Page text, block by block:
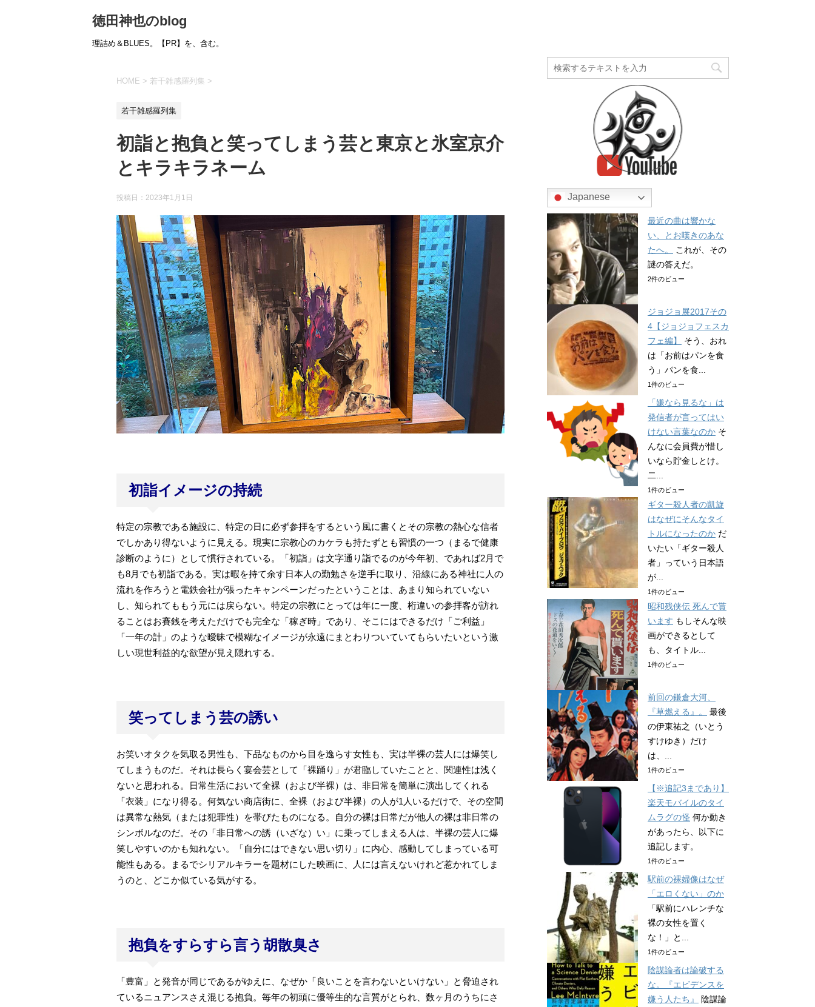
徳田神也のblog
理詰め＆BLUES。【PR】を、含む。
HOME > 若干雑感羅列集 >
若干雑感羅列集
初詣と抱負と笑ってしまう芸と東京と氷室京介
とキラキラネーム
投稿日： 2023年1月1日
初詣イメージの持続
特定の宗教である施設に、特定の日に必ず参拝をするという風に書くとその宗教の熱心な信者
でしかあり得ないように見える。現実に宗教心のカケラも持たずとも習慣の一つ（まるで健康
診断のように）として慣行されている。「初詣」は文字通り詣でるのが今年初、であれば2月で
も8月でも初詣である。実は暇を持て余す日本人の勤勉さを逆手に取り、沿線にある神社に人の
流れを作ろうと電鉄会社が張ったキャンペーンだったということは、あまり知られていない
し、知られてももう元には戻らない。特定の宗教にとっては年に一度、桁違いの参拝客が訪れ
ることはお賽銭を考えただけでも完全な「稼ぎ時」であり、そこにはできるだけ「ご利益」
「一年の計」のような曖昧で模糊なイメージが永遠にまとわりついていてもらいたいという激
しい現世利益的な欲望が見え隠れする。
笑ってしまう芸の誘い
お笑いオタクを気取る男性も、下品なものから目を逸らす女性も、実は半裸の芸人には爆笑し
てしまうものだ。それは長らく宴会芸として「裸踊り」が君臨していたことと、関連性は浅く
ないと思われる。日常生活において全裸（および半裸）は、非日常を簡単に演出してくれる
「衣装」になり得る。何気ない商店街に、全裸（および半裸）の人が1人いるだけで、その空間
は異常な熱気（または犯罪性）を帯びたものになる。自分の裸は日常だが他人の裸は非日常の
シンボルなのだ。その「非日常への誘（いざな）い」に乗ってしまえる人は、半裸の芸人に爆
笑しやすいのかも知れない。「自分にはできない思い切り」に内心、感動してしまっている可
能性もある。まるでシリアルキラーを題材にした映画に、人には言えないけれど惹かれてしま
うのと、どこか似ている気がする。
抱負をすらすら言う胡散臭さ
「豊富」と発音が同じであるがゆえに、なぜか「良いことを言わないといけない」と脅迫され
ているニュアンスさえ混じる抱負。毎年の初頭に優等生的な言質がとられ、数ヶ月のうちにさ
Japanese
最近の曲は響かな
い、とお嘆きのあな
たへ。
これが、その
謎の答えだ。
2件のビュー
ジョジョ展2017その
4【ジョジョフェスカ
フェ編】
そう、おれ
は「お前はパンを食
う」パンを食...
1件のビュー
「嫌なら見るな」は
発信者が言ってはい
けない言葉なのか そ
んなに会員費が惜し
いなら貯金しとけ。
二...
1件のビュー
ギター殺人者の凱旋
はなぜにそんなタイ
トルになったのか だ
いたい「ギター殺人
者」っていう日本語
が...
1件のビュー
昭和残侠伝 死んで貰
います もしそんな映
画ができるとして
も、タイトル...
1件のビュー
前回の鎌倉大河、
『草燃える』。
最後
の伊東祐之（いとう
すけゆき）だけ
は、...
1件のビュー
【※追記3まであり】
楽天モバイルのタイ
ムラグの怪 何か動き
があったら、以下に
追記します。
1件のビュー
駅前の裸婦像はなぜ
「エロくない」のか
「駅前にハレンチな
裸の女性を置く
な！」と...
1件のビュー
陰謀論者は論破する
な。『エビデンスを
嫌う人たち』
陰謀論